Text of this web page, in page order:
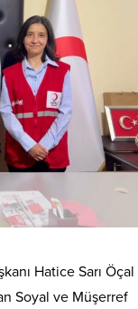
Hatice Sarı Öçal
Soyal ve Müşerref